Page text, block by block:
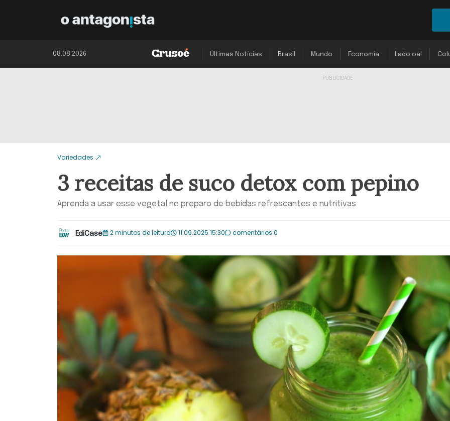
08.08.2026 Últimas Notícias Brasil Mundo Economia Lado oa!
Variedades
3 receitas de suco detox com pepino
Aprenda a usar esse vegetal no preparo de bebidas refrescantes e nutritivas
EdiCase 2 minutos de leitura 11.09.2025 15:30 comentários 0